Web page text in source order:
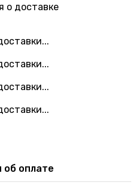
о доставке
оплате